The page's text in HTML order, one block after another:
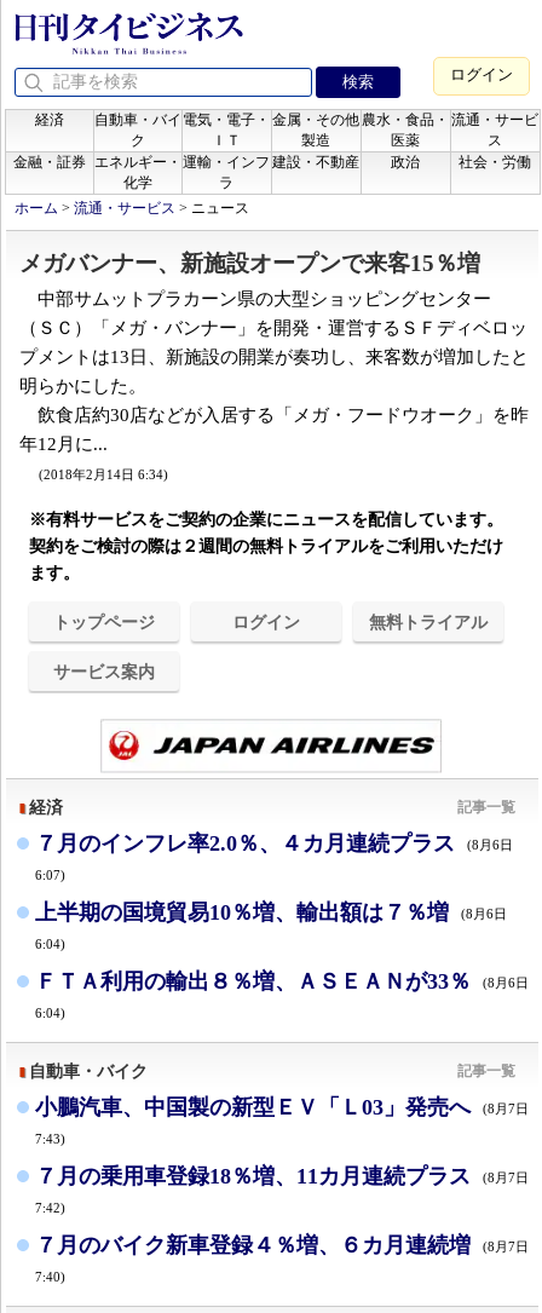
ログイン
経済
自動車・バイ
ク
電気・電子・
ＩＴ
金属・その他
製造
農水・食品・
医薬
流通・サービ
ス
金融・証券
エネルギー・
化学
運輸・インフ
ラ
建設・不動産 政治 社会・労働
ホーム > 流通・サービス > ニュース
メガバンナー、新施設オープンで来客15％増
中部サムットプラカーン県の大型ショッピングセンター
（ＳＣ）「メガ・バンナー」を開発・運営するＳＦディベロッ
プメントは13日、新施設の開業が奏功し、来客数が増加したと
明らかにした。
飲食店約30店などが入居する「メガ・フードウオーク」を昨
年12月に...
(2018年2月14日 6:34)
※有料サービスをご契約の企業にニュースを配信しています。
契約をご検討の際は２週間の無料トライアルをご利用いただけ
ます。
トップページ ログイン 無料トライアル
サービス案内
経済 記事一覧
７月のインフレ率2.0％、４カ月連続プラス (8月6日
6:07)
上半期の国境貿易10％増、輸出額は７％増 (8月6日
6:04)
ＦＴＡ利用の輸出８％増、ＡＳＥＡＮが33％ (8月6日
6:04)
自動車・バイク 記事一覧
小鵬汽車、中国製の新型ＥＶ「Ｌ03」発売へ (8月7日
7:43)
７月の乗用車登録18％増、11カ月連続プラス (8月7日
7:42)
７月のバイク新車登録４％増、６カ月連続増 (8月7日
7:40)